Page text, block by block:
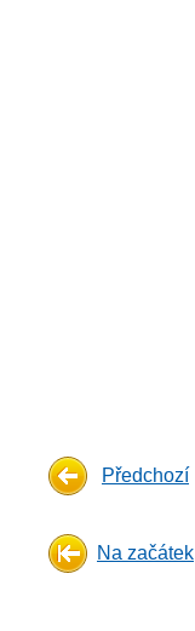
Předchozí
Na začátek